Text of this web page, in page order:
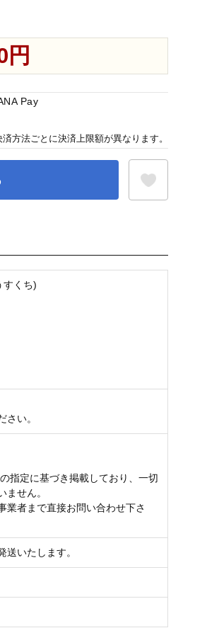
円
すくち)
い。
指定に基づき掲載しており、一切
ません。
者まで直接お問い合わせ下さ
送いたします。
Pay
済方法ごとに決済上限額が異なります。